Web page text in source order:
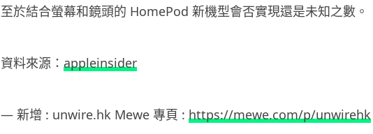
至於結合螢幕和鏡頭的 HomePod 新機型會否實現還是未知之數。
資料來源： appleinsider
— 新增 : unwire.hk Mewe 專頁 : https://mewe.com/p/unwirehk